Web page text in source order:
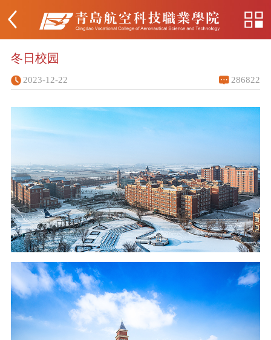
冬日校园
2023-12-22 286822